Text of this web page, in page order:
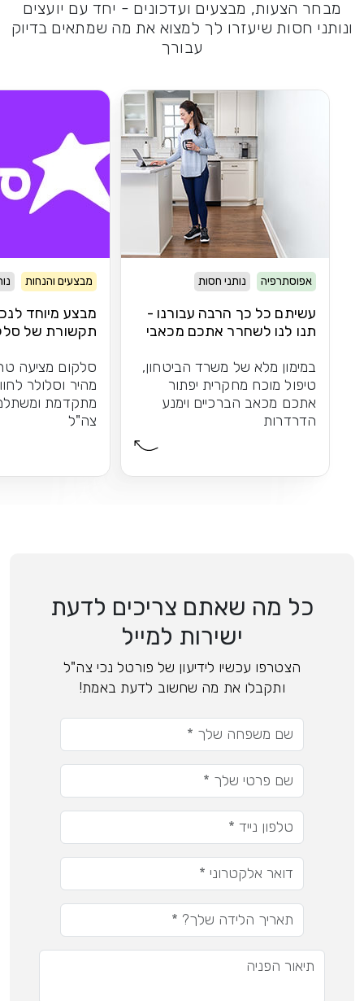
מבחר הצעות, מבצעים ועדכונים - יחד עם יועצים
ונותני חסות שיעזרו לך למצוא את מה שמתאים בדיוק
עבורך
אפוסתרפיה נותני חסות
עשיתם כל כך הרבה עבורנו -
תנו לנו לשחרר אתכם מכאבי
במימון מלא של משרד הביטחון,
טיפול מוכח מחקרית יפתור
אתכם מכאב הברכיים וימנע
הדרדרות
מבצעים והנחות
מבצע מיוחד
תקשורת של
סלקום מציעה
מהיר וסלולר
מתקדמת
צה"ל
כל מה שאתם צריכים לדעת
ישירות למייל
הצטרפו עכשיו לידיעון של פורטל נכי צה"ל
ותקבלו את מה שחשוב לדעת באמת!